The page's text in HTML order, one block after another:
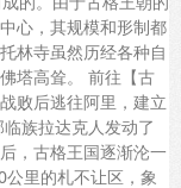
心，其规模和形制都
林寺虽然历经各种自
塔高耸。 前往【古
败后逃往阿里，建立
族拉达克人发动了
，古格王国逐渐沦一
里的札不让区，象